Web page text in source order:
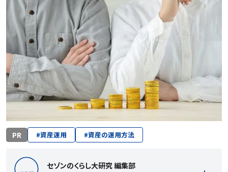
PR #資産運用 #資産の運用方法
セゾンのくらし大研究 編集部